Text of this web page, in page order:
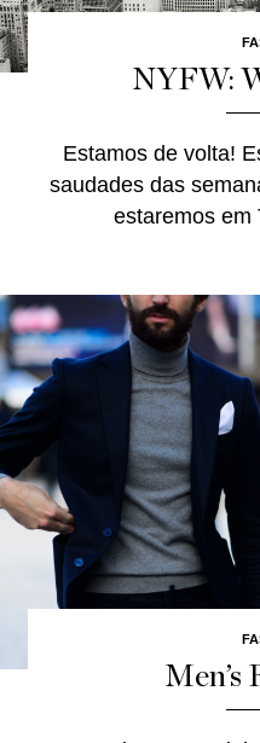
NYFW:
Estamos de volta!
saudades das
estaremos em
Men’s